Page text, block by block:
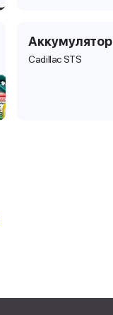
Cadillac STS